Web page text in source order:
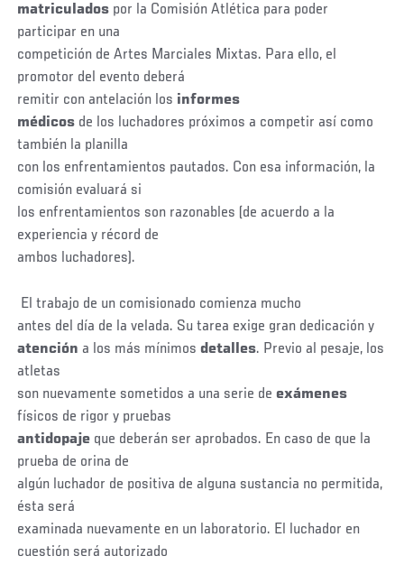
matriculados por la Comisión Atlética para poder
participar en una
competición de Artes Marciales Mixtas. Para ello, el
promotor del evento deberá
remitir con antelación los informes
médicos de los luchadores próximos a competir así como
también la planilla
con los enfrentamientos pautados. Con esa información, la
comisión evaluará si
los enfrentamientos son razonables (de acuerdo a la
experiencia y récord de
ambos luchadores).
El trabajo de un comisionado comienza mucho
antes del día de la velada. Su tarea exige gran dedicación y
atención a los más mínimosdetalles. Previo al pesaje, los
atletas
son nuevamente sometidos a una serie deexámenes
físicos de rigor y pruebas
antidopaje que deberán ser aprobados. En caso de que la
prueba de orina de
algún luchador de positiva de alguna sustancia no permitida,
ésta será
examinada nuevamente en un laboratorio. El luchador en
cuestión será autorizado